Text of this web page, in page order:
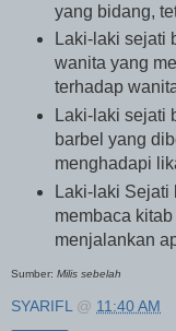
yang bidang,
Laki-laki sejati
wanita yang
terhadap
Laki-laki sejati
barbel yang
menghadapi
Laki-laki Sejati
membaca
menjalankan
Sumber: Milis sebelah
SYARIFL @ 11:40 AM